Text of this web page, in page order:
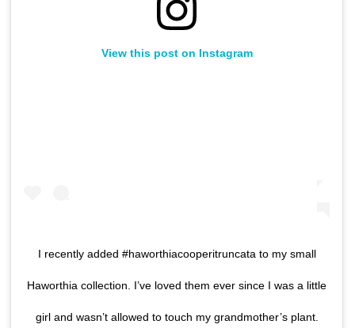
View this post on Instagram
I recently added #haworthiacooperitruncata to my small
Haworthia collection. I’ve loved them ever since I was a little
girl and wasn’t allowed to touch my grandmother’s plant.